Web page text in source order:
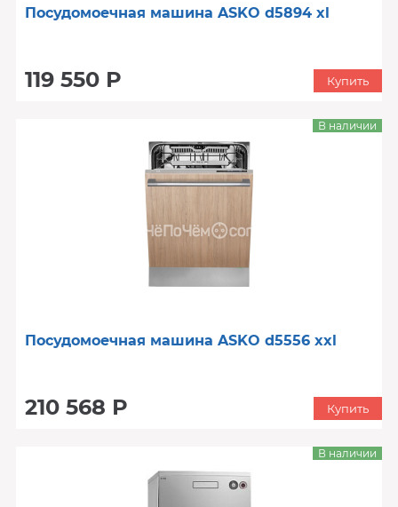
Посудомоечная машина ASKO d5894 xl
119 550 Р Купить
Посудомоечная машина ASKO d5556 xxl
210 568 Р
В наличии
Купить
В наличии